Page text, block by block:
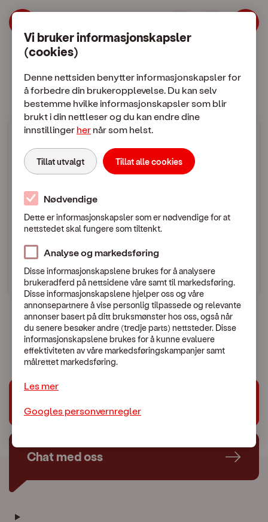
Hopp til meny
Hopp til hovedinnhold| OneCall
Mobilabonnement
Mobilpriser
Fra Norge til utlandet
Mobilpriser når du ringer eller sender SMS / MMS
En uventet feil skjedde.
Vennligst kontakt Kundeservice:479 44 444
Chat med oss
Vi bruker informasjonskapsler
(cookies)
Denne nettsiden benytter informasjonskapsler for
å forbedre din brukeropplevelse. Du kan selv
bestemme hvilke informasjonskapsler som blir
brukt i din nettleser og du kan endre dine
innstillinger her når som helst.
Tillat utvalgt Tillat alle cookies
Nødvendige
Dette er informasjonskapsler som er nødvendige for at
nettstedet skal fungere som tiltenkt.
Analyse og markedsføring
Disse informasjonskapslene brukes for å analysere
brukeradferd på nettsidene våre samt til markedsføring.
Disse informasjonskapslene hjelper oss og våre
annonsepartnere å vise personlig tilpassede og relevante
annonser basert på ditt bruksmønster hos oss, også når
du senere besøker andre (tredje parts) nettsteder. Disse
informasjonskapslene brukes for å kunne evaluere
effektiviteten av våre markedsføringskampanjer samt
målrettet markedsføring.
Les mer
Googles personvernregler